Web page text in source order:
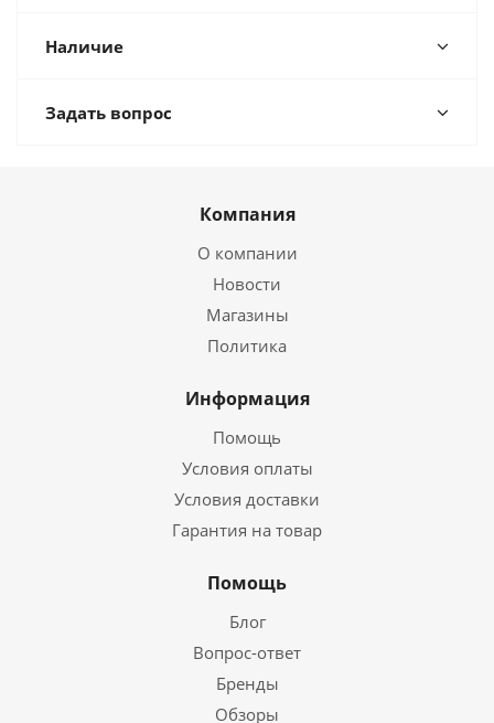
Наличие
Задать вопрос
Компания
О компании
Новости
Магазины
Политика
Информация
Помощь
Условия оплаты
Условия доставки
Гарантия на товар
Помощь
Блог
Вопрос-ответ
Бренды
Обзоры